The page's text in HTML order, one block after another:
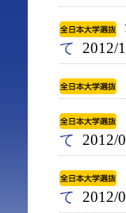
て 2012/
て 2012/
て 2012/